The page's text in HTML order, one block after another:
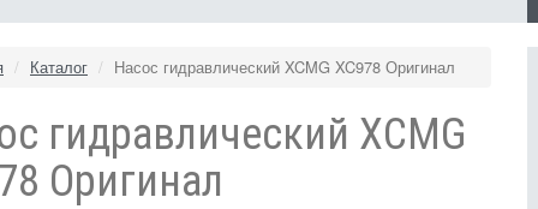
Каталог Насос гидравлический XCMG XC978 Оригинал
гидравлический XCMG
Оригинал